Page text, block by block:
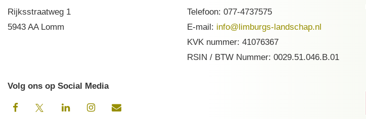
Rijksstraatweg 1
5943 AA Lomm
Telefoon: 077-4737575
E-mail: info@limburgs-landschap.nl
KVK nummer: 41076367
RSIN / BTW Nummer: 0029.51.046.B.01
Volg ons op Social Media